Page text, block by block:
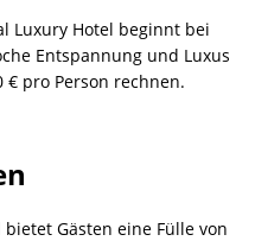
Luxury Hotel beginnt bei
Entspannung und Luxus
€ pro Person rechnen.
bietet Gästen eine Fülle von